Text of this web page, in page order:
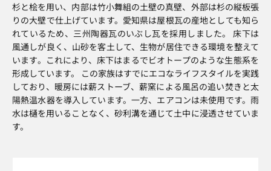
杉と桧を用い、内部は竹小舞組の土壁の真壁、外部は杉の縦板張
りの大壁で仕上げています。愛知県は屋根瓦の産地としても知ら
れているため、三州陶器瓦のいぶし瓦を採用しました。 床下は
風通しが良く、山砂を客土して、生物が居住できる環境を整えて
います。これにより、床下はまるでビオトープのような生態系を
形成しています。 この家族はすでにエコなライフスタイルを実践
しており、暖房には薪ストーブ、薪窯による風呂の追い焚きと太
陽熱温水器を導入しています。一方、エアコンは未使用です。雨
水は樋を用いることなく、砂利溝を通じて土中に浸透させていま
す。